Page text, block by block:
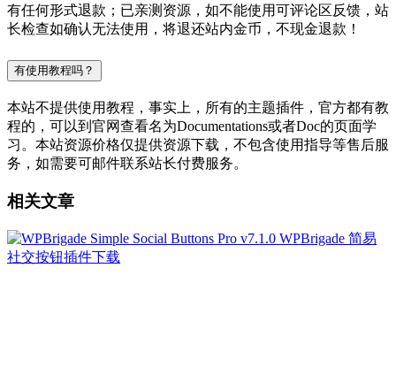
有任何形式退款；已亲测资源，如不能使用可评论区反馈，站
长检查如确认无法使用，将退还站内金币，不现金退款！
有使用教程吗？
本站不提供使用教程，事实上，所有的主题插件，官方都有教
程的，可以到官网查看名为Documentations或者Doc的页面学
习。本站资源价格仅提供资源下载，不包含使用指导等售后服
务，如需要可邮件联系站长付费服务。
相关文章